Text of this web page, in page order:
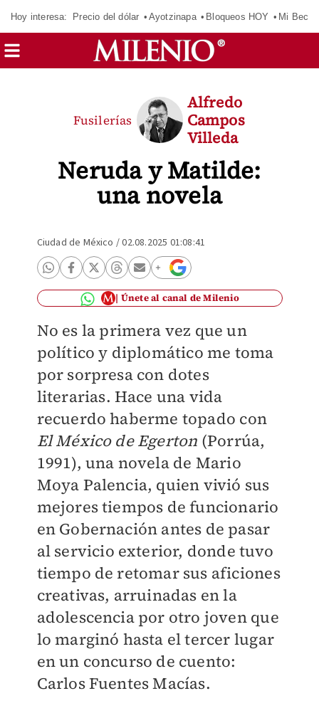
Hoy interesa: Precio del dólar Ayotzinapa Bloqueos HOY Mi Beca
Neruda y Matilde:
una novela
Fusilerías
Alfredo
Campos
Villeda
Ciudad de México /02.08.2025 01:08:41
Únete al canal de Milenio
No es la primera vez que un
político y diplomático me toma
por sorpresa con dotes
literarias. Hace una vida
recuerdo haberme topado con
El México de Egerton (Porrúa,
1991), una novela de Mario
Moya Palencia, quien vivió sus
mejores tiempos de funcionario
en Gobernación antes de pasar
al servicio exterior, donde tuvo
tiempo de retomar sus aficiones
creativas, arruinadas en la
adolescencia por otro joven que
lo marginó hasta el tercer lugar
en un concurso de cuento:
Carlos Fuentes Macías.